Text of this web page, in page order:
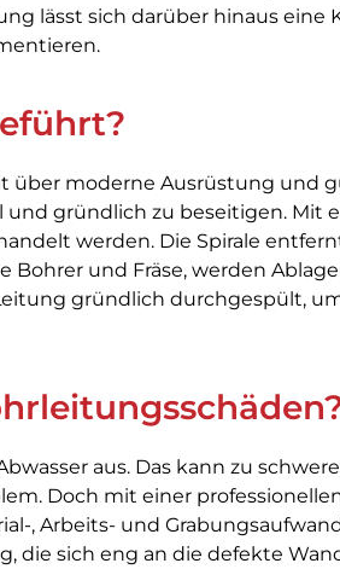
lässt sich darüber hinaus eine
moderne Ausrüstung und
gründlich zu beseitigen. Mit
werden. Die Spirale
und Fräse, werden
gründlich durchgespült,
aus. Das kann zu
Doch mit einer
, Arbeits- und
die sich eng an die defekte